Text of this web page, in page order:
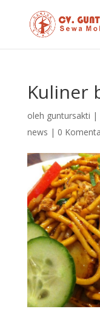
Kuliner
oleh guntursakti |
news | 0